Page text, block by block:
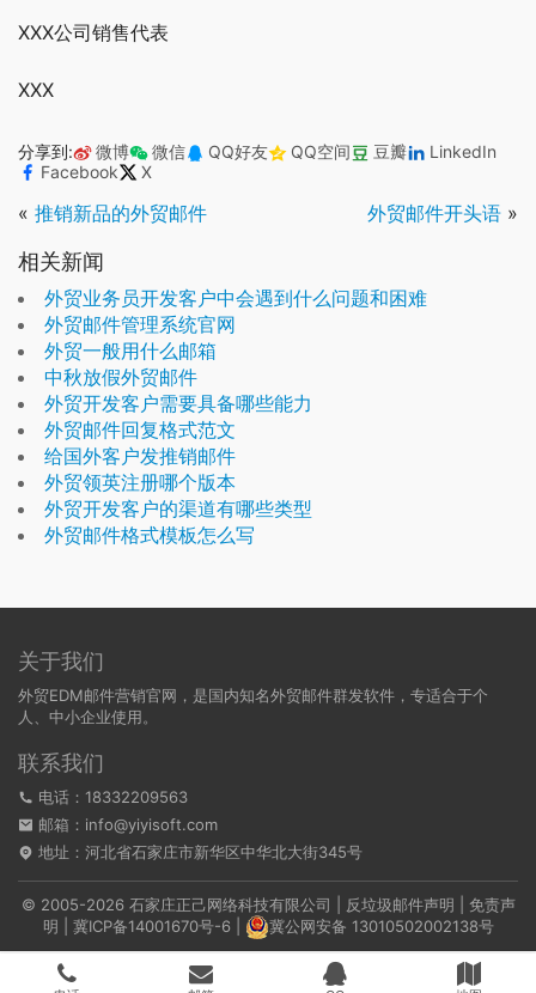
XXX公司销售代表
XXX
分享到: 微博 微信 QQ好友 QQ空间 豆瓣
LinkedIn
Facebook
X
« 推销新品的外贸邮件 外贸邮件开头语 »
相关新闻
外贸业务员开发客户中会遇到什么问题和困难
外贸邮件管理系统官网
外贸一般用什么邮箱
中秋放假外贸邮件
外贸开发客户需要具备哪些能力
外贸邮件回复格式范文
给国外客户发推销邮件
外贸领英注册哪个版本
外贸开发客户的渠道有哪些类型
外贸邮件格式模板怎么写
关于我们
外贸EDM邮件营销官网，是国内知名外贸邮件群发软件，专适合于个
人、中小企业使用。
联系我们
电话：18332209563
邮箱：info@yiyisoft.com
地址：河北省石家庄市新华区中华北大街345号
© 2005-2026 石家庄正己网络科技有限公司 | 反垃圾邮件声明
免责声
明
冀ICP备14001670号-6 冀公网安备 13010502002138号